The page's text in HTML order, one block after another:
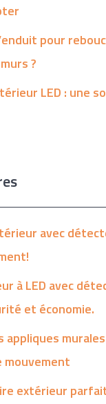
pour
?
LED : une
avec
à LED avec
et économie.
appliques
mouvement
extérieur